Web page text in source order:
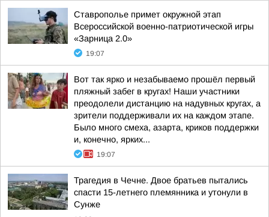
Ставрополье примет окружной этап
Всероссийской военно-патриотической игры
«Зарница 2.0»
19:07
Вот так ярко и незабываемо прошёл первый
пляжный забег в кругах! Наши участники
преодолели дистанцию на надувных кругах, а
зрители поддерживали их на каждом этапе.
Было много смеха, азарта, криков поддержки
и, конечно, ярких...
19:07
Трагедия в Чечне. Двое братьев пытались
спасти 15-летнего племянника и утонули в
Сунже